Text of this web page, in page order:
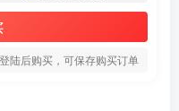
陆后购买，可保存购买订单